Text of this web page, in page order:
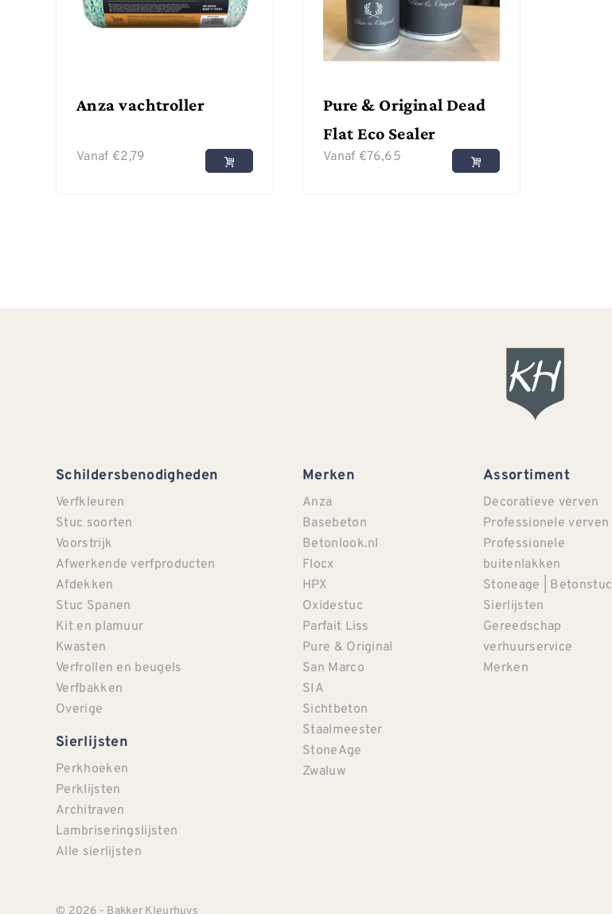
Anza vachtroller
Vanaf €2,79
Pure & Original Dead
Flat Eco Sealer
Vanaf €76,65
Schildersbenodigheden
Verfkleuren
Stuc soorten
Voorstrijk
Afwerkende verfproducten
Afdekken
Stuc Spanen
Kit en plamuur
Kwasten
Verfrollen en beugels
Verfbakken
Overige
Sierlijsten
Perkhoeken
Perklijsten
Architraven
Lambriseringslijsten
Alle sierlijsten
Merken
Anza
Basebeton
Betonlook.nl
Flocx
HPX
Oxidestuc
Parfait Liss
Pure & Original
San Marco
SIA
Sichtbeton
Staalmeester
StoneAge
Zwaluw
Assortiment
Decoratieve verven
Professionele verven
Professionele
buitenlakken
Stoneage | Betonstuc
Sierlijsten
Gereedschap
verhuurservice
Merken
© 2026 - Bakker Kleurhuys